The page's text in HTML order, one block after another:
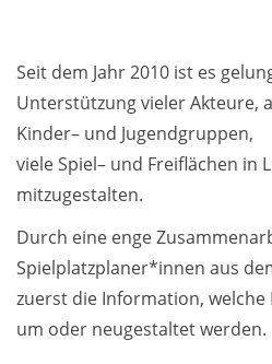
Seit dem Jahr 2010 ist es
Unterstützung vieler Akteure,
Kinder– und Jugendgruppen,
viele Spiel– und Freiflächen in
mitzugestalten.
Durch eine enge
Spielplatzplaner*innen aus
zuerst die Information, welche
um oder neugestaltet werden.